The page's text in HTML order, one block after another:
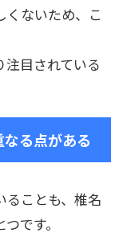
くないため、こ
目されている
る点がある
ることも、椎名
です。